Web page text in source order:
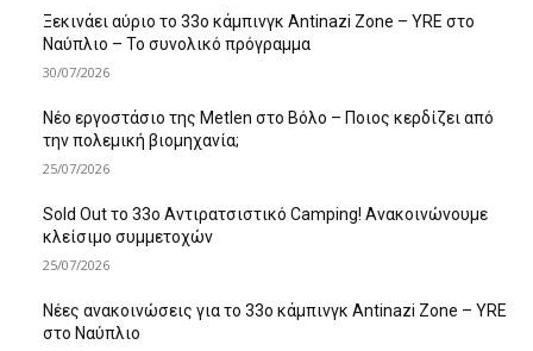
Ξεκινάει αύριο το 33ο κάμπινγκ Antinazi Zone – YRE στο
Ναύπλιο – Το συνολικό πρόγραμμα
30/07/2026
Νέο εργοστάσιο της Metlen στο Βόλο – Ποιος κερδίζει από
την πολεμική βιομηχανία;
25/07/2026
Sold Out το 33ο Αντιρατσιστικό Camping! Ανακοινώνουμε
κλείσιμο συμμετοχών
25/07/2026
Νέες ανακοινώσεις για το 33ο κάμπινγκ Antinazi Zone – YRE
στο Ναύπλιο